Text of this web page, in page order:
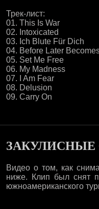
Трек-лист:
01. This Is War
02. Intoxicated
03. Ich Blute Für Dich
04. Before Later
05. Set Me Free
06. My Madness
07. I Am Fear
08. Delusion
09. Carry On
ЗАКУЛИСНЫЕ
Видео о том, как
ниже. Клип был снят
южноамериканского